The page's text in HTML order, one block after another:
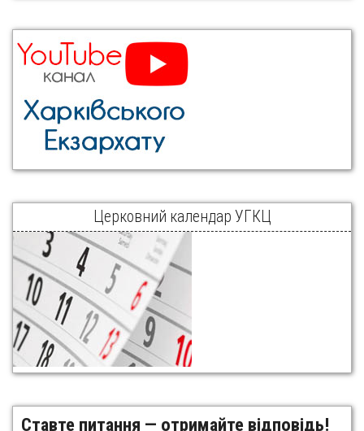
Церковний календар УГКЦ
Ставте питання — отримайте відповідь!